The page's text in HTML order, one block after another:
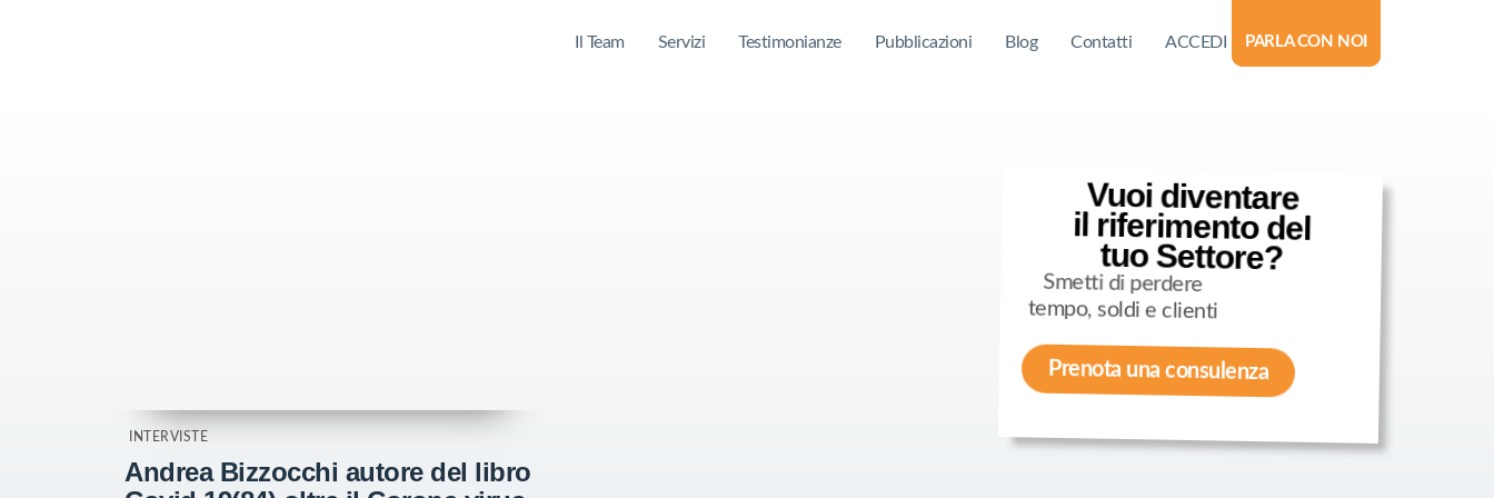
Il Team Servizi Testimonianze Pubblicazioni Blog Contatti ACCEDI PARLA CON NOI
INTERVISTE
Andrea Bizzocchi autore del libro
Vuoi diventare
il riferimento del
tuo Settore?
Smetti di perdere
tempo, soldi e clienti
Prenota una consulenza